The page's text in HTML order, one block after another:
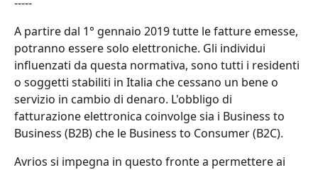
A partire dal 1° gennaio 2019 tutte le fatture emesse,
potranno essere solo elettroniche. Gli individui
influenzati da questa normativa, sono tutti i residenti
o soggetti stabiliti in Italia che cessano un bene o
servizio in cambio di denaro. L'obbligo di
fatturazione elettronica coinvolge sia i Business to
Business (B2B) che le Business to Consumer (B2C).
Avrios si impegna in questo fronte a permettere ai